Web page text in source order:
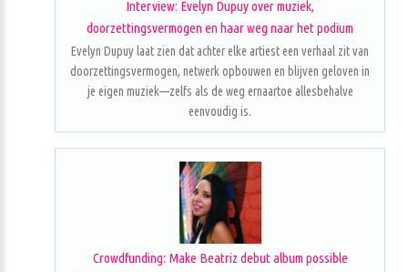
Interview: Evelyn Dupuy over muziek,
doorzettingsvermogen en haar weg naar het podium
Evelyn Dupuy laat zien dat achter elke artiest een verhaal zit van
doorzettingsvermogen, netwerk opbouwen en blijven geloven in
je eigen muziek—zelfs als de weg ernaartoe allesbehalve
eenvoudig is.
Crowdfunding: Make Beatriz debut album possible